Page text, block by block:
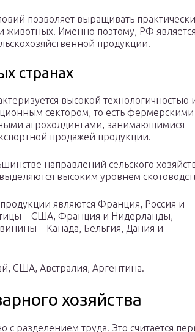
позволяет выращивать практически
животных. Именно поэтому, РФ является
продукции.
странах
высокой технологичностью
сектором, то есть фермерскими
агрохолдингами, занимающимися
продажей продукции.
направлений сельского
высоким уровнем
являются Франция, Россия и
– США, Франция и Нидерланды,
– Канада, Бельгия, Дания и
США, Австралия, Аргентина.
хозяйства
с разделением труда. Это считается